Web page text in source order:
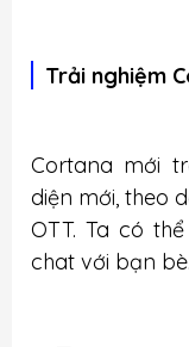
Trải nghiệm
Cortana mới
diện mới, theo
OTT. Ta có
chat với bạn bè.